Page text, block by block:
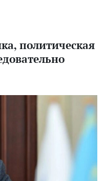
политическая